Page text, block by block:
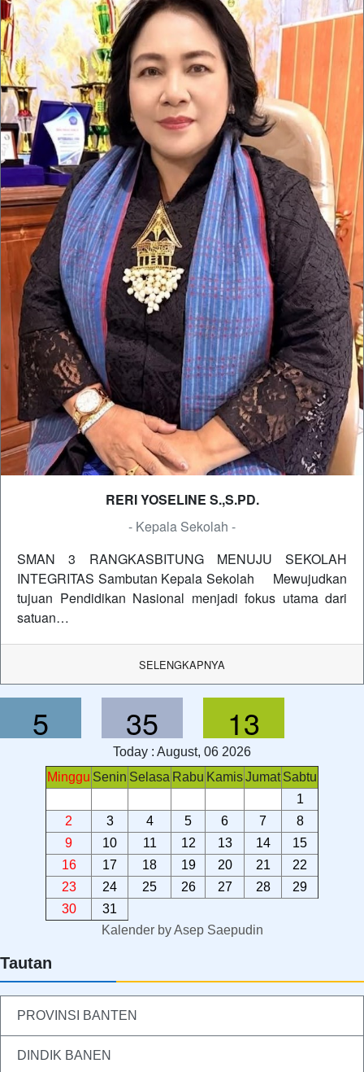
RERI YOSELINE S.,S.PD.
- Kepala Sekolah -
SMAN 3 RANGKASBITUNG MENUJU SEKOLAH
INTEGRITAS Sambutan Kepala Sekolah Mewujudkan
tujuan Pendidikan Nasional menjadi fokus utama dari
satuan…
SELENGKAPNYA
5 35 13
Today : August, 06 2026
Minggu Senin Selasa Rabu KamisJumat Sabtu
1
2
3 4 5 6 7
8
9
10 11 12 13 14
15
16
17 18 19 20 21
22
23
24 25 26 27 28
29
30
31
KalenderbyAsep Saepudin
Tautan
PROVINSI BANTEN
DINDIK BANEN